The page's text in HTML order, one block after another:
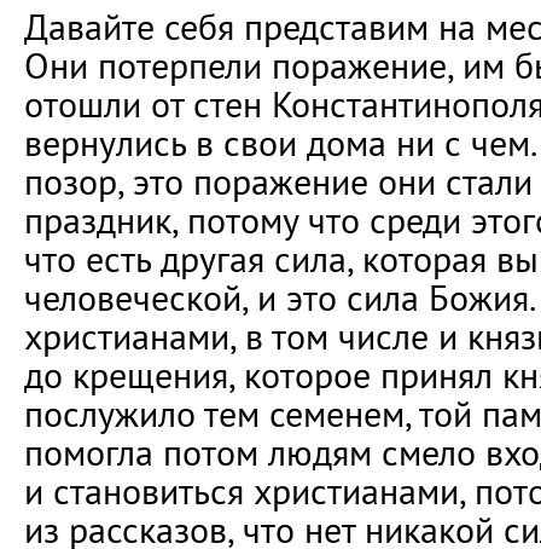
Давайте себя представим на
Они потерпели поражение, им
отошли от стен
вернулись в свои дома ни с
позор, это поражение они
праздник, потому что среди
что есть другая сила, которая
человеческой, и это сила
христианами, в том числе и
до крещения, которое принял
послужило тем семенем, той
помогла потом людям смело
и становиться христианами,
из рассказов, что нет никакой